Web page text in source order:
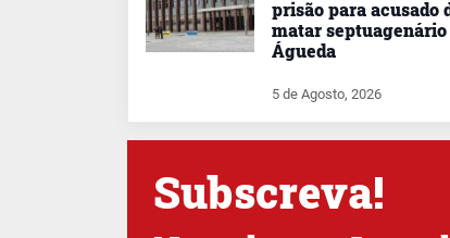
prisão para acusado
matar septuagenário
Águeda
5 de Agosto, 2026
Subscreva!